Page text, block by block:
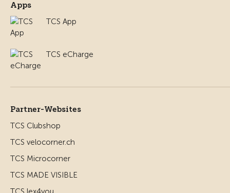
Apps
TCS App
TCS eCharge
Partner-Websites
TCS Clubshop
TCS velocorner.ch
TCS Microcorner
TCS MADE VISIBLE